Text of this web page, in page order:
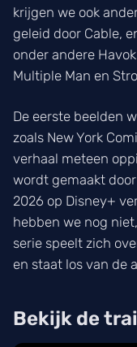
krijgen we ook
geleid door Cable,
onder andere
Multiple Man en
De eerste beelden
zoals New York
verhaal meteen
wordt gemaakt
2026 op Disney+
hebben we nog
serie speelt zich
en staat los van de
Bekijk de